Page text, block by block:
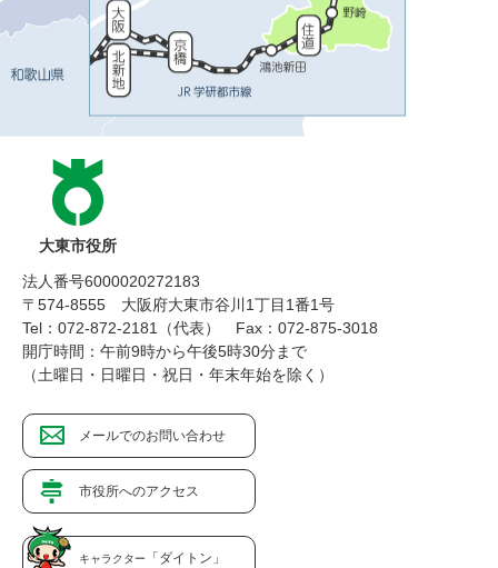
大東市役所
法人番号6000020272183
〒574-8555 大阪府大東市谷川1丁目1番1号
Tel：072-872-2181（代表）
Fax：072-875-3018
開庁時間：午前9時から午後5時30分まで
（土曜日・日曜日・祝日・年末年始を除く）
メールでのお問い合わせ
市役所へのアクセス
キャラクター 「ダイトン」